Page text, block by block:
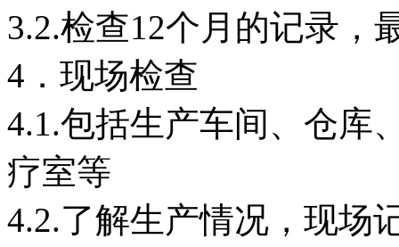
3.2.检查12个月的记录，
4．现场检查
4.1.包括生产车间、仓库
疗室等
4.2.了解生产情况，现场